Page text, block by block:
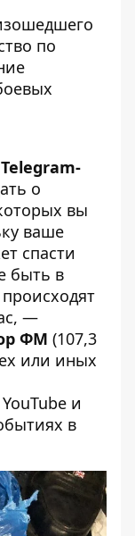
по
Telegram-
о
вы
ваше
спасти
быть в
—
ФМ (107,3
или иных
и
в